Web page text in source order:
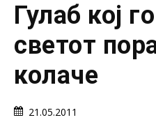
Гулаб кој
светот
колаче
21.05.2011